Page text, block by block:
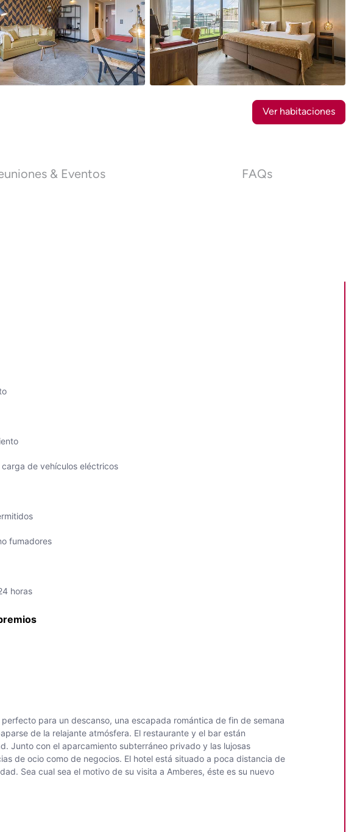
Ver habitaciones
& Eventos FAQs
carga de vehículos eléctricos
fumadores
horas
para un descanso, una escapada romántica de fin de semana
de la relajante atmósfera. El restaurante y el bar están
Junto con el aparcamiento subterráneo privado y las lujosas
de ocio como de negocios. El hotel está situado a poca distancia de
Sea cual sea el motivo de su visita a Amberes, éste es su nuevo